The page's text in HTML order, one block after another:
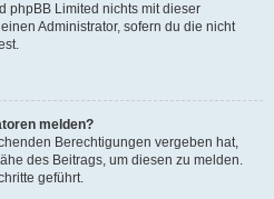
phpBB Limited nichts mit dieser
Administrator, sofern du die nicht
melden?
Berechtigungen vergeben hat,
des Beitrags, um diesen zu melden.
geführt.